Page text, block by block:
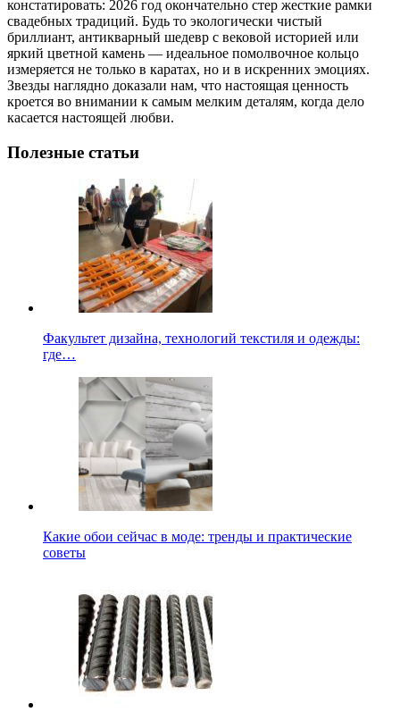
констатировать: 2026 год окончательно стер жесткие рамки
свадебных традиций. Будь то экологически чистый
бриллиант, антикварный шедевр с вековой историей или
яркий цветной камень — идеальное помолвочное кольцо
измеряется не только в каратах, но и в искренних эмоциях.
Звезды наглядно доказали нам, что настоящая ценность
кроется во внимании к самым мелким деталям, когда дело
касается настоящей любви.
Полезные статьи
Факультет дизайна, технологий текстиля и одежды:
где…
Какие обои сейчас в моде: тренды и практические
советы